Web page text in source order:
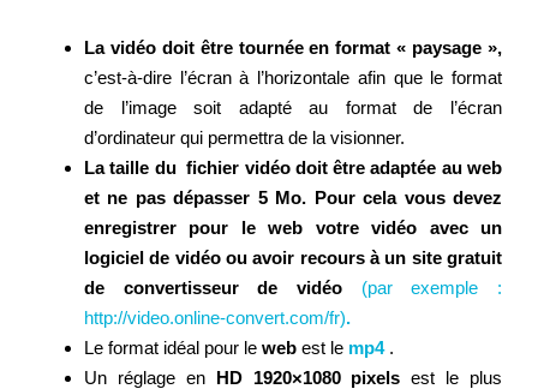
La vidéo doit être tournée en format « paysage »,
c’est-à-dire l’écran à l’horizontale afin que le format
de l’image soit adapté au format de l’écran
d’ordinateur qui permettra de la visionner.
La taille du fichier vidéo doit être adaptée au web
et ne pas dépasser 5 Mo. Pour cela vous devez
enregistrer pour le web votre vidéo avec un
logiciel de vidéo ou avoir recours à un site gratuit
de convertisseur de vidéo (par exemple :
http://video.online-convert.com/fr).
Le format idéal pour le web est le mp4 .
Un réglage en HD 1920×1080 pixels est le plus